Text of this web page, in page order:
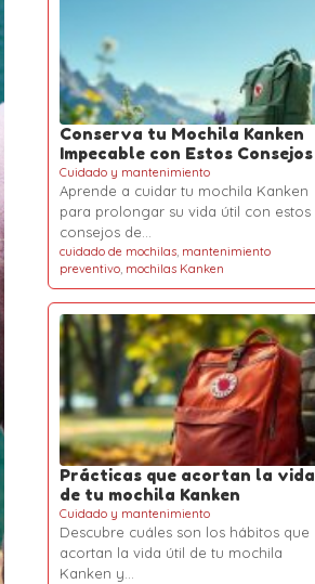
Conserva tu Mochila Kanken
Impecable con Estos Consejos
Cuidado y mantenimiento
Aprende a cuidar tu mochila Kanken
para prolongar su vida útil con estos
consejos de…
cuidado de mochilas, mantenimiento
preventivo, mochilas Kanken
Prácticas que acortan la vida
de tu mochila Kanken
Cuidado y mantenimiento
Descubre cuáles son los hábitos que
acortan la vida útil de tu mochila
Kanken y…